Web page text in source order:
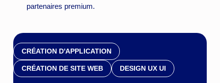
partenaires premium.
CRÉATION D'APPLICATION
CRÉATION DE SITE WEB DESIGN UX UI